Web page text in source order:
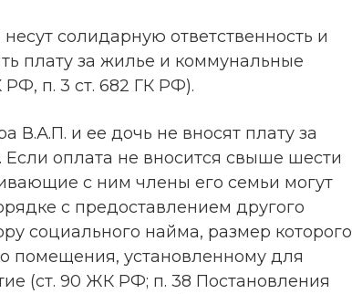
солидарную ответственность и
плату за жилье и коммунальные
РФ, п. 3 ст. 682 ГК РФ).
В.А.П. и ее дочь не вносят плату за
оплата не вносится свыше шести
с ним члены его семьи могут
с предоставлением другого
социального найма, размер которого
помещения, установленному для
(ст. 90 ЖК РФ; п. 38 Постановления